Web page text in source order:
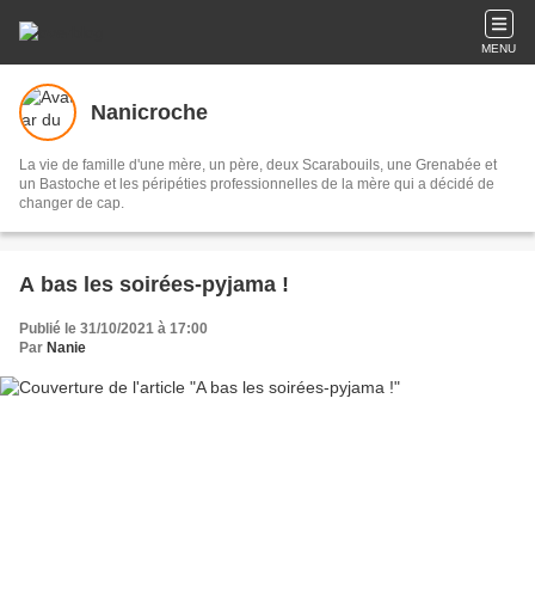
MENU
Nanicroche
La vie de famille d'une mère, un père, deux Scarabouils, une Grenabée et
un Bastoche et les péripéties professionnelles de la mère qui a décidé de
changer de cap.
A bas les soirées-pyjama !
Publié le 31/10/2021 à 17:00
Par Nanie